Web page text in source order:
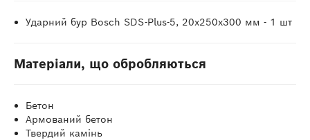
Ударний бур Bosch SDS-Plus-5, 20х250х300 мм - 1 шт
Матеріали, що обробляються
Бетон
Армований бетон
Твердий камінь